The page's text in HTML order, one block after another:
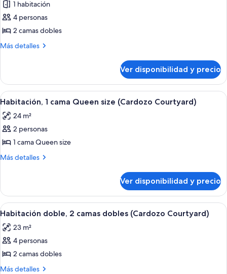
(Cardozo
Courtyard)
fotos
de
Habitación
doble,
dobles
(Cardozo)
1 habitación
4 personas
2 camas dobles
Más detalles
Más
doble,
camas
(Cardozo)
Ver disponibilidad y precio
Ver
todas
las
fotos
de
Habitación,
Queen
size
(Cardozo
Courtyard)
Un dormitorio con cama, ventilador
6
Habitación, 1 cama Queen size (Cardozo Courtyard)
24 m²
2 personas
1 cama Queen size
Más detalles
Más
1
cama
Queen
(Cardozo
Courtyard)
Ver disponibilidad y precio
Ver
todas
las
fotos
de
Habitación
Habitación de hotel con dos camas,
6
Habitación doble, 2 camas dobles (Cardozo Courtyard)
23 m²
4 personas
2 camas dobles
Más detalles
Más